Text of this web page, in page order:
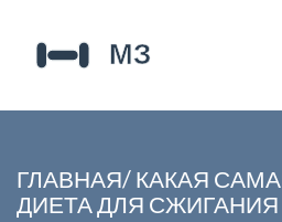
ГЛАВНАЯ/ КАКАЯ
ДИЕТА ДЛЯ СЖИГАНИЯ